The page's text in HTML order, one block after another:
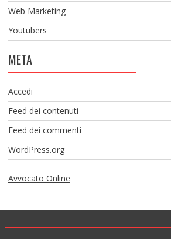
Web Marketing
Youtubers
META
Accedi
Feed dei contenuti
Feed dei commenti
WordPress.org
Avvocato Online